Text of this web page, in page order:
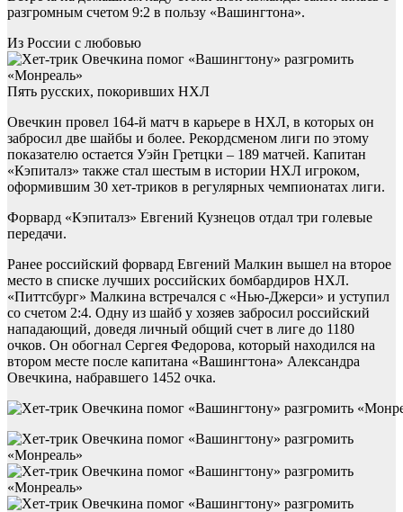
разгромным счетом 9:2 в пользу «Вашингтона».
Из России с любовью
Пять русских, покоривших НХЛ
Овечкин провел 164-й матч в карьере в НХЛ, в которых он
забросил две шайбы и более. Рекордсменом лиги по этому
показателю остается Уэйн Гретцки – 189 матчей. Капитан
«Кэпиталз» также стал шестым в истории НХЛ игроком,
оформившим 30 хет-триков в регулярных чемпионатах лиги.
Форвард «Кэпиталз» Евгений Кузнецов отдал три голевые
передачи.
Ранее российский форвард Евгений Малкин вышел на второе
место в списке лучших российских бомбардиров НХЛ.
«Питтсбург» Малкина встречался с «Нью-Джерси» и уступил
со счетом 2:4. Одну из шайб у хозяев забросил российский
нападающий, доведя личный общий счет в лиге до 1180
очков. Он обогнал Сергея Федорова, который находился на
втором месте после капитана «Вашингтона» Александра
Овечкина, набравшего 1452 очка.